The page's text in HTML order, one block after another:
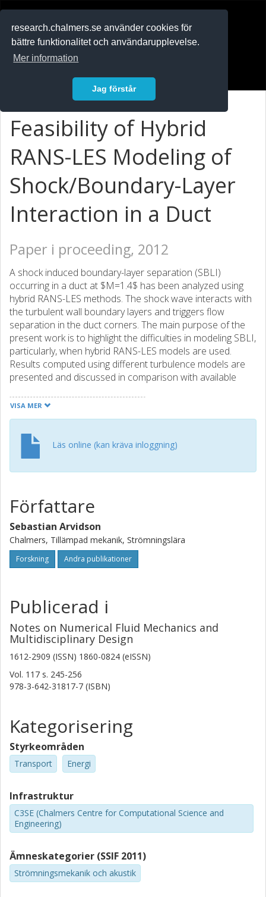
research.chalmers.se använder cookies för
bättre funktionalitet och användarupplevelse.
Mer information
Jag förstår
Feasibility of Hybrid
RANS-LES Modeling of
Shock/Boundary-Layer
Interaction in a Duct
Paper i proceeding, 2012
A shock induced boundary-layer separation (SBLI)
occurring in a duct at $M=1.4$ has been analyzed using
hybrid RANS-LES methods. The shock wave interacts with
the turbulent wall boundary layers and triggers flow
separation in the duct corners. The main purpose of the
present work is to highlight the difficulties in modeling SBLI,
particularly, when hybrid RANS-LES models are used.
Results computed using different turbulence models are
presented and discussed in comparison with available
some issues are addressed and some critical remarks are
provided for potential improvements using turbulence-
VISA MER
Läs online (kan kräva inloggning)
Författare
Sebastian Arvidson
Chalmers, Tillämpad mekanik, Strömningslära
Forskning Andra publikationer
Publicerad i
Notes on Numerical Fluid Mechanics and
Multidisciplinary Design
1612-2909 (ISSN) 1860-0824 (eISSN)
Vol. 117 s. 245-256
978-3-642-31817-7 (ISBN)
Kategorisering
Styrkeområden
Transport Energi
Infrastruktur
C3SE (Chalmers Centre for Computational Science and
Engineering)
Ämneskategorier (SSIF 2011)
Strömningsmekanik och akustik